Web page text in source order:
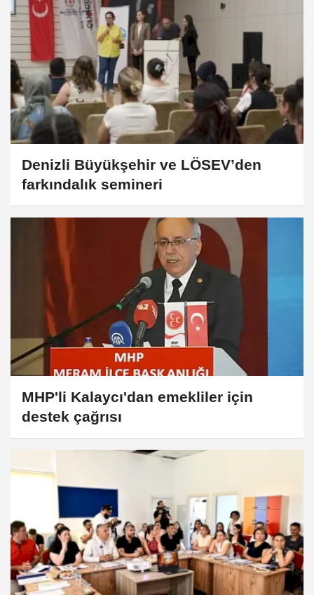
Denizli Büyükşehir ve LÖSEV’den
farkındalık semineri
MHP'li Kalaycı'dan emekliler için
destek çağrısı